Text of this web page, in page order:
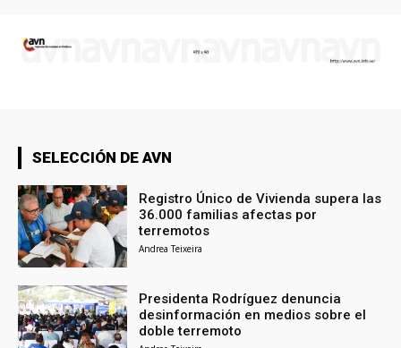
SELECCIÓN DE AVN
Registro Único de Vivienda supera las
36.000 familias afectas por
terremotos
Andrea Teixeira
Presidenta Rodríguez denuncia
desinformación en medios sobre el
doble terremoto